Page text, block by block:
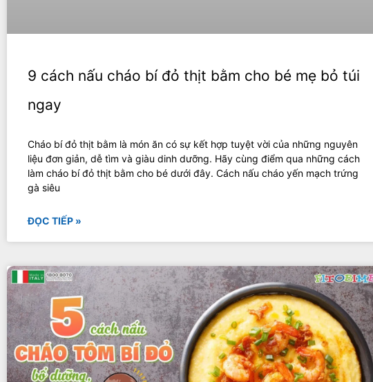
9 cách nấu cháo bí đỏ thịt bằm cho bé mẹ bỏ túi
ngay
Cháo bí đỏ thịt bằm là món ăn có sự kết hợp tuyệt vời của những nguyên
liệu đơn giản, dễ tìm và giàu dinh dưỡng. Hãy cùng điểm qua những cách
làm cháo bí đỏ thịt bằm cho bé dưới đây. Cách nấu cháo yến mạch trứng
gà siêu
ĐỌC TIẾP »